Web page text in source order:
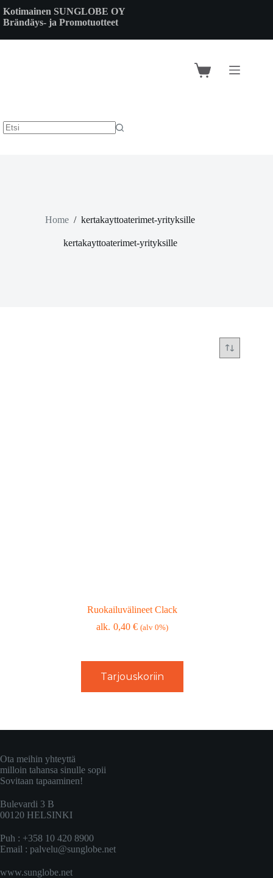
to
content
Kotimainen SUNGLOBE OY
Brändäys- ja Promotuotteet
Shopping
Home / kertakayttoaterimet-yrityksille
kertakayttoaterimet-yrityksille
Ruokailuvälineet Clack
0,40€ (alv 0%)
Tarjouskoriin
Ota meihin yhteyttä
milloin tahansa sinulle sopii
Sovitaan tapaaminen!
Bulevardi 3 B
00120 HELSINKI
Puh : +358 10 420 8900
Email : palvelu@sunglobe.net
www.sunglobe.net